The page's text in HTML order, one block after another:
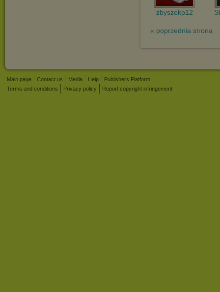
zbyszekp12
« poprzednia strona
Main page Contact us Media Help
Publishers Platform
Terms and conditions
Privacy policy Report copyright infringement